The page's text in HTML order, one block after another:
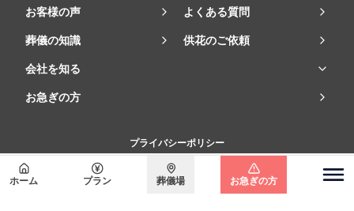
ホーム プラン 葬儀場
関東エリア お急ぎの方
お客様の声 よくある質問
葬儀の知識 供花のご依頼
会社を知る
お急ぎの方
プライバシーポリシー
©2023 Departures Japan Co., Ltd.